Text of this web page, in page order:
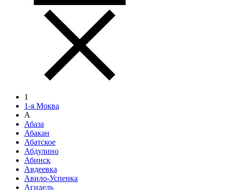
1
1-я Моква
А
Абаза
Абакан
Абатское
Абдулино
Абинск
Авдеевка
Авило-Успенка
Агидель